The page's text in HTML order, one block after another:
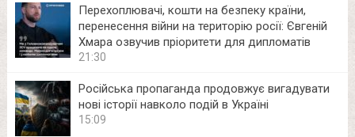
Перехоплювачі, кошти на безпеку країни,
перенесення війни на територію росії: Євгеній
Хмара озвучив пріоритети для дипломатів
21:30
Російська пропаганда продовжує вигадувати
нові історії навколо подій в Україні
15:09